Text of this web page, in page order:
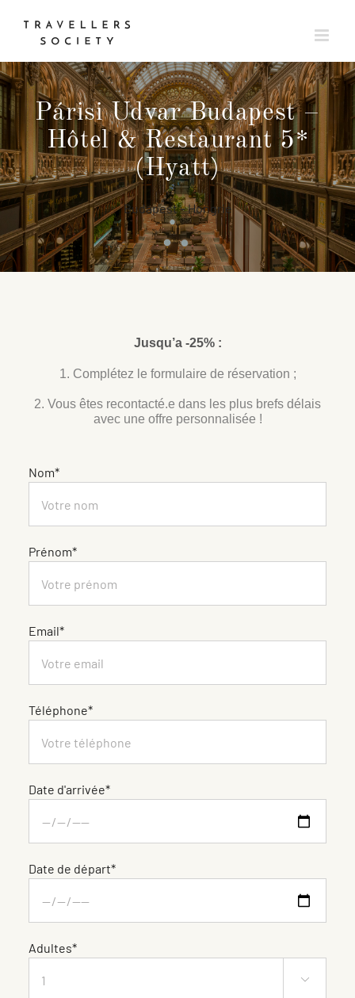
contenu
Párisi Udvar Budapest –
Hôtel & Restaurant 5*
(Hyatt)
Budapest – Hongrie
Jusqu’a -25% :
1. Complétez le formulaire de réservation ;
2. Vous êtes recontacté.e dans les plus brefs délais
avec une offre personnalisée !
Nom*
Prénom*
Email*
Téléphone*
Date d'arrivée*
Date de départ*
Adultes*
